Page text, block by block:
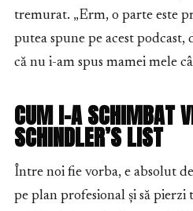
tremurat. „Erm, o parte este
putea spune pe acest podcast,
că nu i-am spus mamei mele
CUM I-A SCHIMBAT
SCHINDLER’S LIST
Între noi fie vorba, e absolut
pe plan profesional și să pierzi